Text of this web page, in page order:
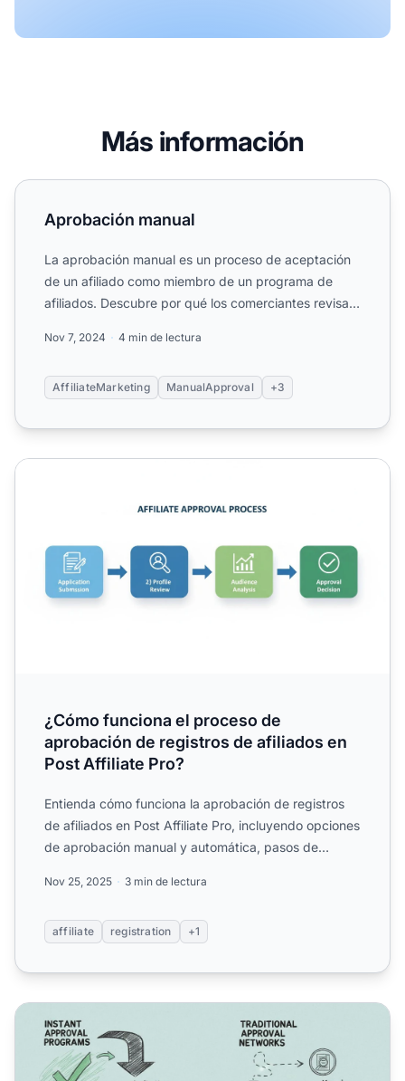
Más información
Aprobación manual
Aprobación manual
La aprobación manual es un proceso de aceptación
de un afiliado como miembro de un programa de
afiliados. Descubre por qué los comerciantes revisan
Nov 7, 2024 4 min de lectura
AffiliateMarketing ManualApproval +3
¿Cómo funciona el proceso de aprobación de registros
¿Cómo funciona el proceso de
aprobación de registros de afiliados en
Post Affiliate Pro?
Entienda cómo funciona la aprobación de registros
de afiliados en Post Affiliate Pro, incluyendo opciones
de aprobación manual y automática, pasos de
Nov 25, 2025 3 min de lectura
affiliate registration +1
Programas de Marketing de Afiliados con Aprobaciones